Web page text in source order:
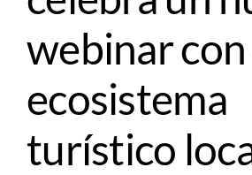
webinar con
ecosistema
turístico